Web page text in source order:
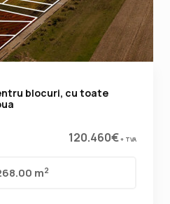
blocuri, cu toate
120.460€+ TVA
m2